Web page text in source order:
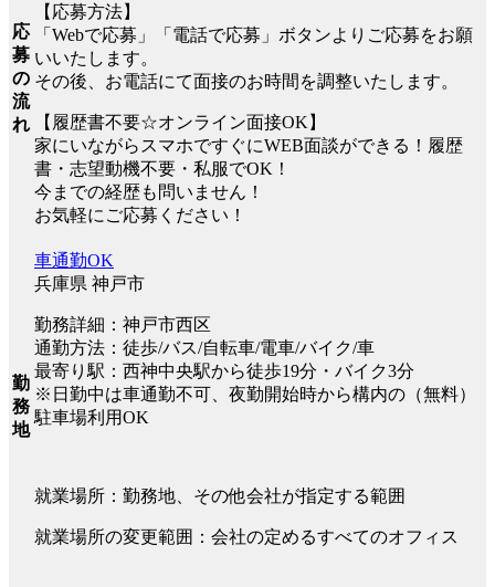
応
募
の
流
れ
【応募方法】
「Webで応募」「電話で応募」ボタンよりご応募をお願
いいたします。
その後、お電話にて面接のお時間を調整いたします。
【履歴書不要☆オンライン面接OK】
家にいながらスマホですぐにWEB面談ができる！履歴
書・志望動機不要・私服でOK！
今までの経歴も問いません！
お気軽にご応募ください！
勤
務
地
車通勤OK
兵庫県 神戸市
勤務詳細：神戸市西区
通勤方法：徒歩/バス/自転車/電車/バイク/車
最寄り駅：西神中央駅から徒歩19分・バイク3分
※日勤中は車通勤不可、夜勤開始時から構内の（無料）
駐車場利用OK
就業場所：勤務地、その他会社が指定する範囲
就業場所の変更範囲：会社の定めるすべてのオフィス